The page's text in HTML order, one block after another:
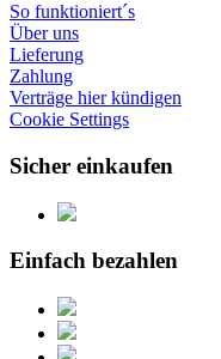
So funktioniert´s
Über uns
Lieferung
Zahlung
Verträge hier kündigen
Cookie Settings
Sicher einkaufen
Einfach bezahlen